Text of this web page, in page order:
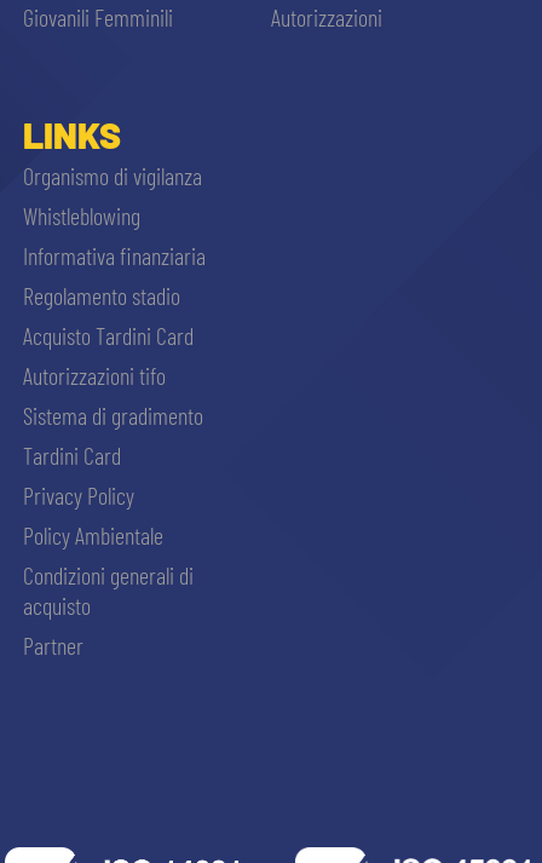
Giovanili Femminili
Autorizzazioni
LINKS
Organismo di vigilanza
Whistleblowing
Informativa finanziaria
Regolamento stadio
Acquisto Tardini Card
Autorizzazioni tifo
Sistema di gradimento
Tardini Card
Privacy Policy
Policy Ambientale
Condizioni generali di
acquisto
Partner